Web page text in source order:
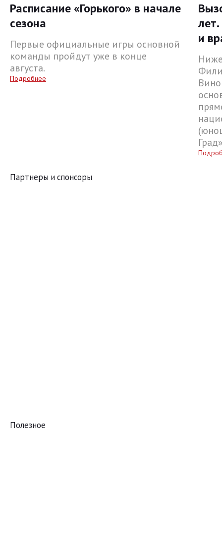
Расписание «Горького» в начале
сезона
Первые официальные игры основной
команды пройдут уже в конце
августа.
Подробнее
и
Партнеры и спонсоры
Полезное